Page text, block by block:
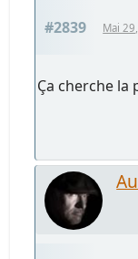
#2839 Mai
Ça cherche